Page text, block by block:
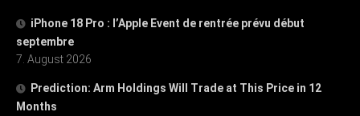
iPhone 18 Pro : l’Apple Event de rentrée prévu début
septembre
7. August 2026
Prediction: Arm Holdings Will Trade at This Price in 12
Months